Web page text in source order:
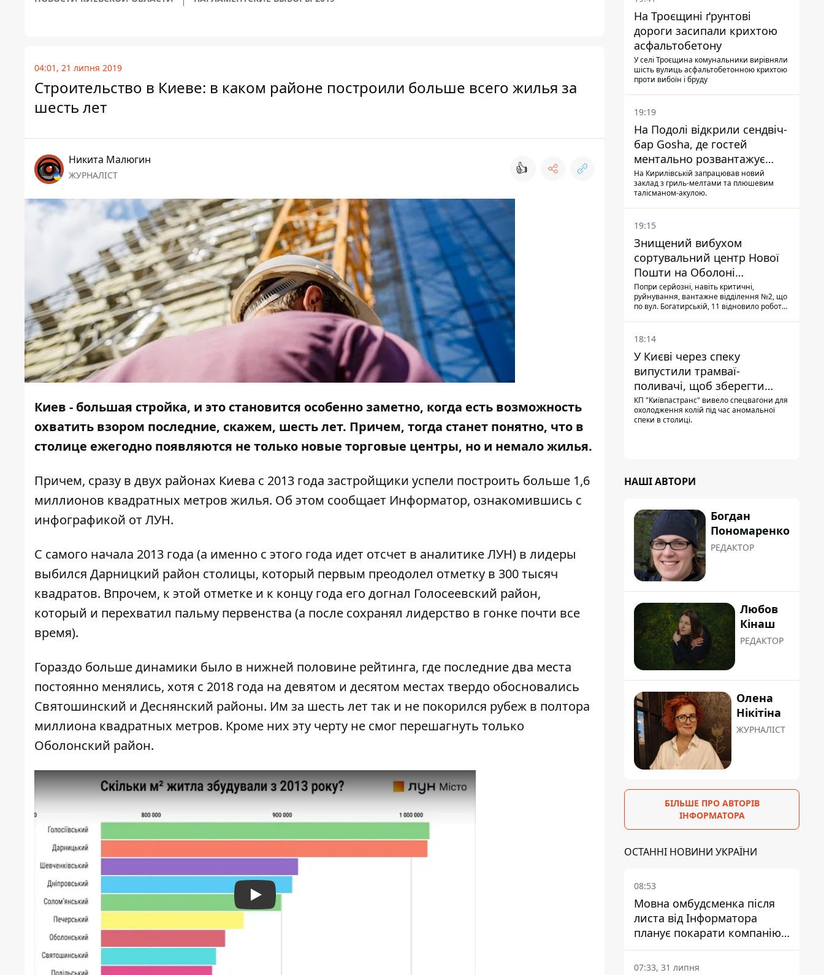
04:01, 21 липня 2019
Строительство в Киеве: в каком районе построили больше всего жилья за
шесть лет
Никита Малюгин
ЖУРНАЛІСТ 👍
Киев - большая стройка, и это становится особенно заметно, когда есть возможность
охватить взором последние, скажем, шесть лет. Причем, тогда станет понятно, что в
столице ежегодно появляются не только новые торговые центры, но и немало жилья.
Причем, сразу в двух районах Киева с 2013 года застройщики успели построить больше 1,6
миллионов квадратных метров жилья. Об этом сообщает Информатор, ознакомившись с
инфографикой от ЛУН.
С самого начала 2013 года (а именно с этого года идет отсчет в аналитике ЛУН) в лидеры
выбился Дарницкий район столицы, который первым преодолел отметку в 300 тысяч
квадратов. Впрочем, к этой отметке и к концу года его догнал Голосеевский район,
который и перехватил пальму первенства (а после сохранял лидерство в гонке почти все
время).
Гораздо больше динамики было в нижней половине рейтинга, где последние два места
постоянно менялись, хотя с 2018 года на девятом и десятом местах твердо обосновались
Святошинский и Деснянский районы. Им за шесть лет так и не покорился рубеж в полтора
миллиона квадратных метров. Кроме них эту черту не смог перешагнуть только
Оболонский район.
Play
На Троєщині ґрунтові
дороги засипали крихтою
асфальтобетону
У селі Троєщина комунальники вирівняли
шість вулиць асфальтобетонною крихтою
проти вибоїн і бруду
19:19
На Подолі відкрили сендвіч-
бар Gosha, де гостей
ментально розвантажує
акула
На Кирилівській запрацював новий
заклад з гриль-мелтами та плюшевим
талісманом-акулою.
19:15
Знищений вибухом
сортувальний центр Нової
Пошти на Оболоні
запрацював - видають
посилки
Попри серйозні, навіть критичні,
руйнування, вантажне відділення №2, що
по вул. Богатирській, 11 відновило роботу:
18:14
У Києві через спеку
випустили трамваї-
поливачі, щоб зберегти
рейки від деформації
КП "Київпастранс" вивело спецвагони для
охолодження колій під час аномальної
спеки в столиці.
НАШІ АВТОРИ
Богдан
Пономаренко
РЕДАКТОР
Любов
Кінаш
РЕДАКТОР
Олена
Нікітіна
ЖУРНАЛІСТ
БІЛЬШЕ ПРО АВТОРІВ
ІНФОРМАТОРА
ОСТАННІ НОВИНИ УКРАЇНИ
08:53
Мовна омбудсменка після
листа від Інформатора
планує покарати компанію-
підрядника ПриватБанку
07:33, 31 липня